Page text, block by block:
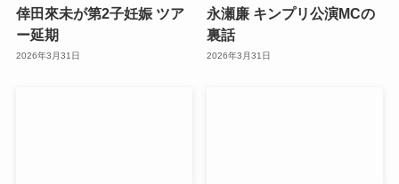
倖田來未が第2子妊娠 ツア
ー延期
2026年3月31日
永瀬廉 キンプリ公演MCの
裏話
2026年3月31日